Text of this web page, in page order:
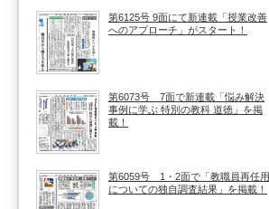
第6125号 9面にて新連載「授業改善
へのアプローチ」がスタート！
第6073号 7面で新連載「悩み解決
事例に学ぶ 特別の教科 道徳」を掲
載！
第6059号 1・2面で「教職員再任用
についての独自調査結果」を掲載！